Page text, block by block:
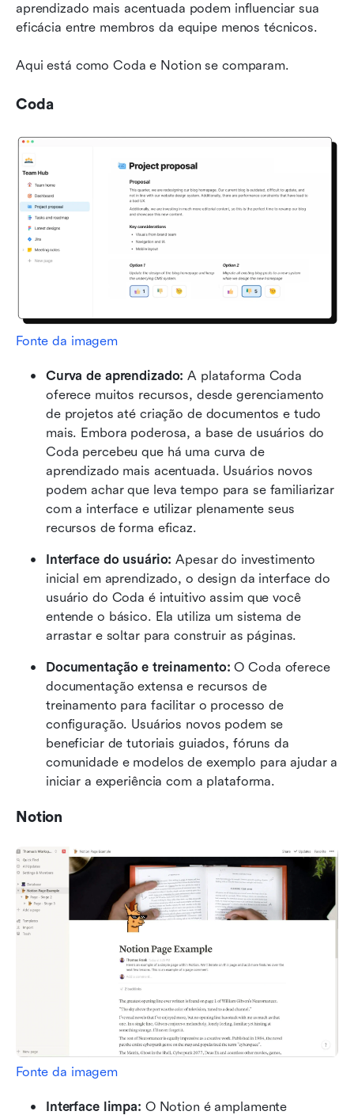
aprendizado mais acentuada podem influenciar sua
eficácia entre membros da equipe menos técnicos.
Aqui está como Coda e Notion se comparam.
Coda
Fonte da imagem
Curva de aprendizado: A plataforma Coda
oferece muitos recursos, desde gerenciamento
de projetos até criação de documentos e tudo
mais. Embora poderosa, a base de usuários do
Coda percebeu que há uma curva de
aprendizado mais acentuada. Usuários novos
podem achar que leva tempo para se familiarizar
com a interface e utilizar plenamente seus
recursos de forma eficaz.
Interface do usuário: Apesar do investimento
inicial em aprendizado, o design da interface do
usuário do Coda é intuitivo assim que você
entende o básico. Ela utiliza um sistema de
arrastar e soltar para construir as páginas.
Documentação e treinamento: O Coda oferece
documentação extensa e recursos de
treinamento para facilitar o processo de
configuração. Usuários novos podem se
beneficiar de tutoriais guiados, fóruns da
comunidade e modelos de exemplo para ajudar a
iniciar a experiência com a plataforma.
Notion
Fonte da imagem
Interface limpa: O Notion é amplamente